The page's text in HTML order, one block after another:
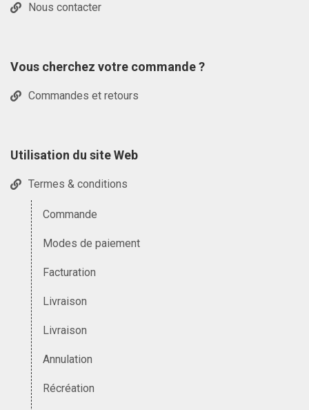
Nous contacter
Vous cherchez votre commande ?
Commandes et retours
Utilisation du site Web
Termes & conditions
Commande
Modes de paiement
Facturation
Livraison
Livraison
Annulation
Récréation